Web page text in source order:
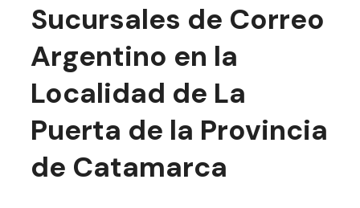
Sucursales de Correo
Argentino en la
Localidad de La
Puerta de la Provincia
de Catamarca